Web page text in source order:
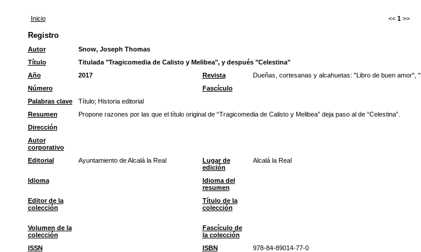
Inicio << 1 >>
Registro
Autor
Snow, Joseph Thomas
Título
Titulada "Tragicomedia de Calisto y Melibea", y después "Celestina"
Año
2017 Revista Dueñas, cortesanas y alcahuetas: "Libro de buen amor",
Número
Fascículo
Palabras clave
Título; Historia editorial
Resumen
Propone razones por las que el título original de “Tragicomedia de Calisto y Melibea” deja paso al de “Celestina”.
Dirección
Autor
corporativo
Editorial Ayuntamiento de Alcalá la Real
Lugar de
edición
Alcalá la Real
Idioma
Idioma del
resumen
Editor de la
colección
Título de la
colección
Volumen de la
colección
Fascículo de
la colección
ISSN ISBN 978-84-89014-77-0